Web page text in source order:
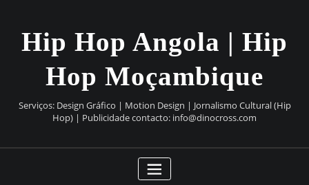
Hip Hop Angola | Hip
Hop Moçambique
Serviços: Design Gráfico | Motion Design | Jornalismo Cultural (Hip
Hop) | Publicidade contacto: info@dinocross.com